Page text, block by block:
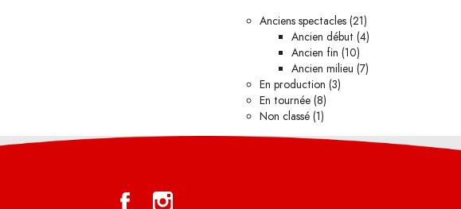
Anciens spectacles(21)
Ancien début (4)
Ancien fin (10)
Ancien milieu (7)
En production (3)
En tournée(8)
Non classé(1)